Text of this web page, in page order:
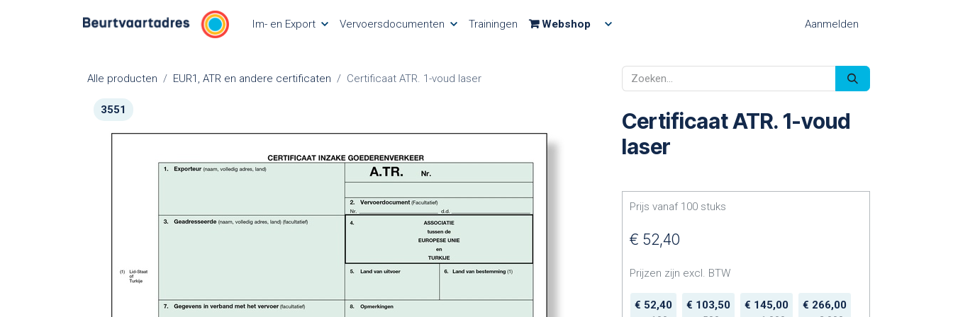
Im- en Export
Vervoersdocumenten Trainingen Webshop Aanmelden
Alle producten EUR1, ATR en andere certificaten Certificaat ATR. 1-voud laser
3551
Certificaat ATR. 1-voud
laser
Prijs vanaf 100 stuks
€ 52,40
Prijzen zijn excl. BTW
€ 52,40 € 103,50 € 145,00 € 266,00